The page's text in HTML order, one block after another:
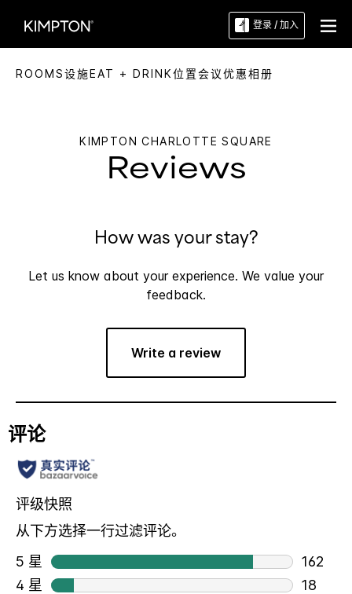
登录 / 加入
ROOMS设施EAT + DRINK位置会议优惠相册
KIMPTON CHARLOTTE SQUARE
Reviews
How was your stay?
Let us know about your experience. We value your
feedback.
Write a review